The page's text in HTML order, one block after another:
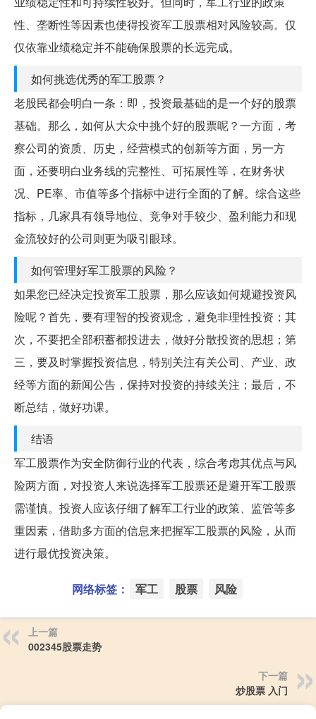
性、垄断性等因素也使得投资军工股票相对风险较高。仅
仅依靠业绩稳定并不能确保股票的长远完成。
如何挑选优秀的军工股票？
老股民都会明白一条：即，投资最基础的是一个好的股票
基础。那么，如何从大众中挑个好的股票呢？一方面，考
察公司的资质、历史，经营模式的创新等方面，另一方
面，还要明白业务线的完整性、可拓展性等，在财务状
况、PE率、市值等多个指标中进行全面的了解。综合这些
指标，几家具有领导地位、竞争对手较少、盈利能力和现
金流较好的公司则更为吸引眼球。
如何管理好军工股票的风险？
如果您已经决定投资军工股票，那么应该如何规避投资风
险呢？首先，要有理智的投资观念，避免非理性投资；其
次，不要把全部积蓄都投进去，做好分散投资的思想；第
三，要及时掌握投资信息，特别关注有关公司、产业、政
经等方面的新闻公告，保持对投资的持续关注；最后，不
断总结，做好功课。
结语
军工股票作为安全防御行业的代表，综合考虑其优点与风
险两方面，对投资人来说选择军工股票还是避开军工股票
需谨慎。投资人应该仔细了解军工行业的政策、监管等多
重因素，借助多方面的信息来把握军工股票的风险，从而
进行最优投资决策。
网络标签： 军工 股票 风险
上一篇
002345股票走势
下一篇
炒股票 入门